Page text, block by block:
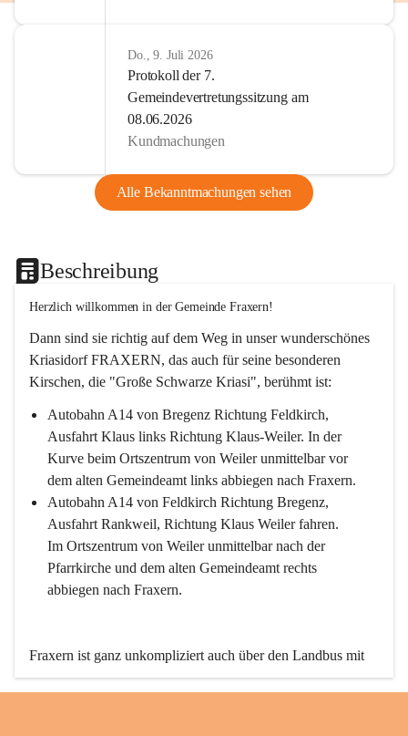
Do., 9. Juli 2026
Protokoll der 7.
Gemeindevertretungssitzung am
08.06.2026
Kundmachungen
Alle Bekanntmachungen sehen
Beschreibung
Herzlich willkommen in der Gemeinde Fraxern!
Dann sind sie richtig auf dem Weg in unser wunderschönes
Kriasidorf FRAXERN, das auch für seine besonderen
Kirschen, die "Große Schwarze Kriasi", berühmt ist:
Autobahn A14 von Bregenz Richtung Feldkirch,
Ausfahrt Klaus links Richtung Klaus-Weiler. In der
Kurve beim Ortszentrum von Weiler unmittelbar vor
dem alten Gemeindeamt links abbiegen nach Fraxern.
Autobahn A14 von Feldkirch Richtung Bregenz,
Ausfahrt Rankweil, Richtung Klaus Weiler fahren.
Im Ortszentrum von Weiler unmittelbar nach der
Pfarrkirche und dem alten Gemeindeamt rechts
abbiegen nach Fraxern.
Fraxern ist ganz unkompliziert auch über den Landbus mit
den öffentlichen Verkehrsmitteln zu erreichen. Die Linie